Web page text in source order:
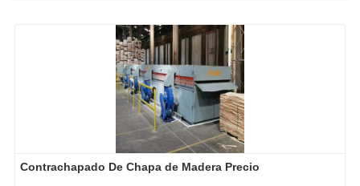
Contrachapado De Chapa de Madera Precio